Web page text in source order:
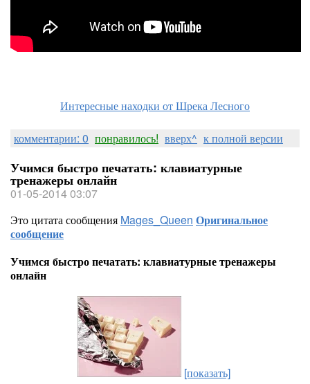
Интересные находки от Шрека Лесного
комментарии: 0 понравилось! вверх^ к полной версии
Учимся быстро печатать: клавиатурные
тренажеры онлайн
01-05-2014 03:07
Это цитата сообщения Mages_Queen Оригинальное
сообщение
Учимся быстро печатать: клавиатурные тренажеры
онлайн
[показать]